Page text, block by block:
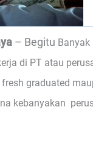
– Begitu
di PT atau
graduated
kebanyakan